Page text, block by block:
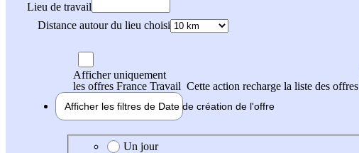
Lieu de travail
Distance autour du lieu choisi
Afficher uniquement
les offres France Travail Cette action recharge la liste des offres
Afficher les filtres de Date de création de l'offre
Date de création de l'offre
Un jour